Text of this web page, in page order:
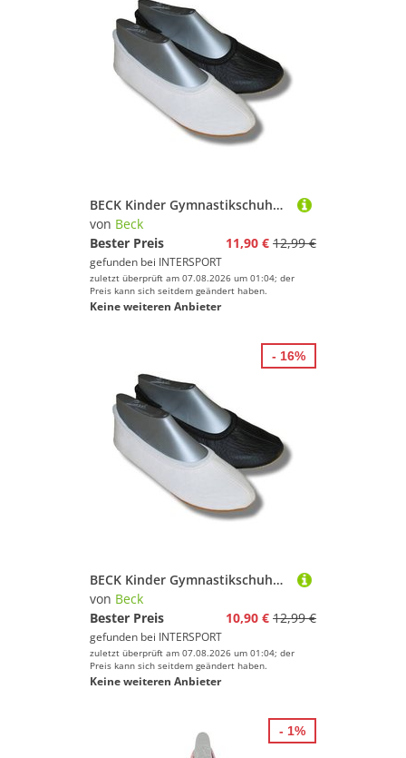
BECK Kinder Gymnastikschuhe 008
von Beck
Bester Preis
11,90 € 12,99 €
gefunden bei INTERSPORT
zuletzt überprüft am 07.08.2026 um 01:04; der
Preis kann sich seitdem geändert haben.
Keine weiteren Anbieter
BECK Kinder Gymnastikschuhe 008
von Beck
Bester Preis
10,90 € 12,99 €
gefunden bei INTERSPORT
zuletzt überprüft am 07.08.2026 um 01:04; der
Preis kann sich seitdem geändert haben.
Keine weiteren Anbieter
- 16%
- 1%